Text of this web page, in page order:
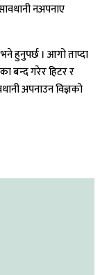
नअपनाए
हुनुपर्छ । आगो ताप्दा
बन्द गरेर हिटर र
अपनाउन विज्ञको